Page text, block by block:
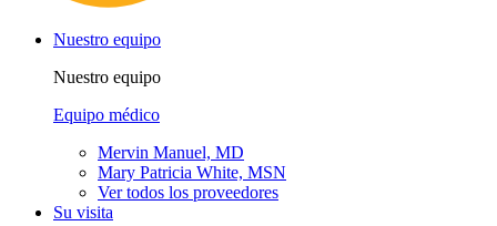
Nuestro equipo
Nuestro equipo
Equipo médico
Mervin Manuel, MD
Mary Patricia White, MSN
Ver todos los proveedores
Su visita